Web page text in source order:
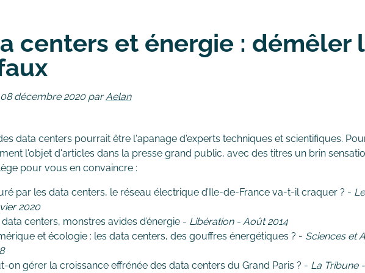
centers et énergie : démêler
décembre 2020 parAelan
data centers pourrait être l'apanage d'experts techniques et scientifiques.
l'objet d'articles dans la presse grand public, avec des titres un brin
pour vous en convaincre :
par les data centers, le réseau électrique d’Ile-de-France va-t-il craquer ? -
2020
centers, monstres avides d’énergie - Libération - Août 2014
et écologie : les data centers, des gouffres énergétiques ? - Sciences et
on gérer la croissance effrénée des data centers du Grand Paris ? - La Tribune